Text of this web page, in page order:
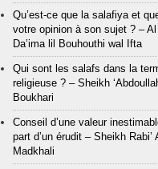
Qu’est-ce que la salafiya et
votre opinion à son sujet ? – Al
Da’ima lil Bouhouthi wal Ifta
Qui sont les salafs dans la
religieuse ? – Sheikh
Boukhari
Conseil d’une valeur
part d’un érudit – Sheikh Rabi’
Madkhali